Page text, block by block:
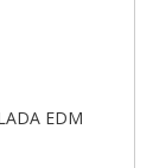
EDM